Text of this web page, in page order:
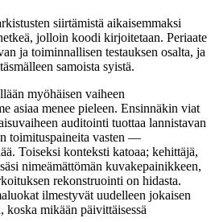
siirtämistä aikaisemmaksi
jolloin koodi kirjoitetaan. Periaate
ja toiminnallisen testauksen osalta, ja
samoista syistä.
myöhäisen vaiheen
asiaa menee pieleen. Ensinnäkin viat
auditointi tuottaa lannistavan
toimituspaineita vasten —
Toiseksi konteksti katoaa; kehittäjä,
nimeämättömän kuvakepainikkeen,
rekonstruointi on hidasta.
ilmestyvät uudelleen jokaisen
koska mikään päivittäisessä